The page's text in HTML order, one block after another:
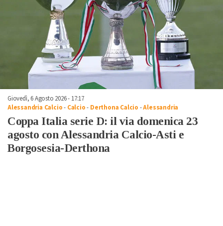
Giovedì, 6 Agosto 2026 - 17:17
Alessandria Calcio- Calcio- Derthona Calcio -Alessandria
Coppa Italia serie D: il via domenica 23
agosto con Alessandria Calcio-Asti e
Borgosesia-Derthona